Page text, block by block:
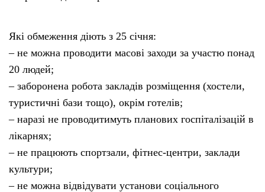
Які обмеження діють з 25 січня:
– не можна проводити масові заходи за участю понад
20 людей;
– заборонена робота закладів розміщення (хостели,
туристичні бази тощо), окрім готелів;
– наразі не проводитимуть планових госпіталізацій в
лікарнях;
– не працюють спортзали, фітнес-центри, заклади
культури;
– не можна відвідувати установи соціального